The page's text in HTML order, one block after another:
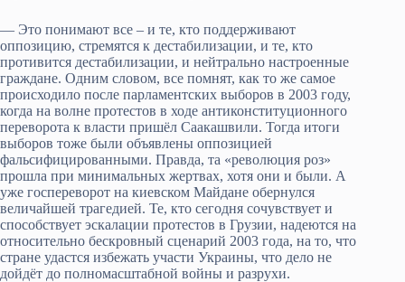
— Это понимают все – и те, кто поддерживают
оппозицию, стремятся к дестабилизации, и те, кто
противится дестабилизации, и нейтрально настроенные
граждане. Одним словом, все помнят, как то же самое
происходило после парламентских выборов в 2003 году,
когда на волне протестов в ходе антиконституционного
переворота к власти пришёл Саакашвили. Тогда итоги
выборов тоже были объявлены оппозицией
фальсифицированными. Правда, та «революция роз»
прошла при минимальных жертвах, хотя они и были. А
уже госпереворот на киевском Майдане обернулся
величайшей трагедией. Те, кто сегодня сочувствует и
способствует эскалации протестов в Грузии, надеются на
относительно бескровный сценарий 2003 года, на то, что
стране удастся избежать участи Украины, что дело не
дойдёт до полномасштабной войны и разрухи.